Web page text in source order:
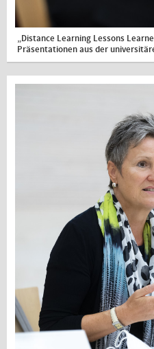
„Distance Learning Lessons
Präsentationen aus der